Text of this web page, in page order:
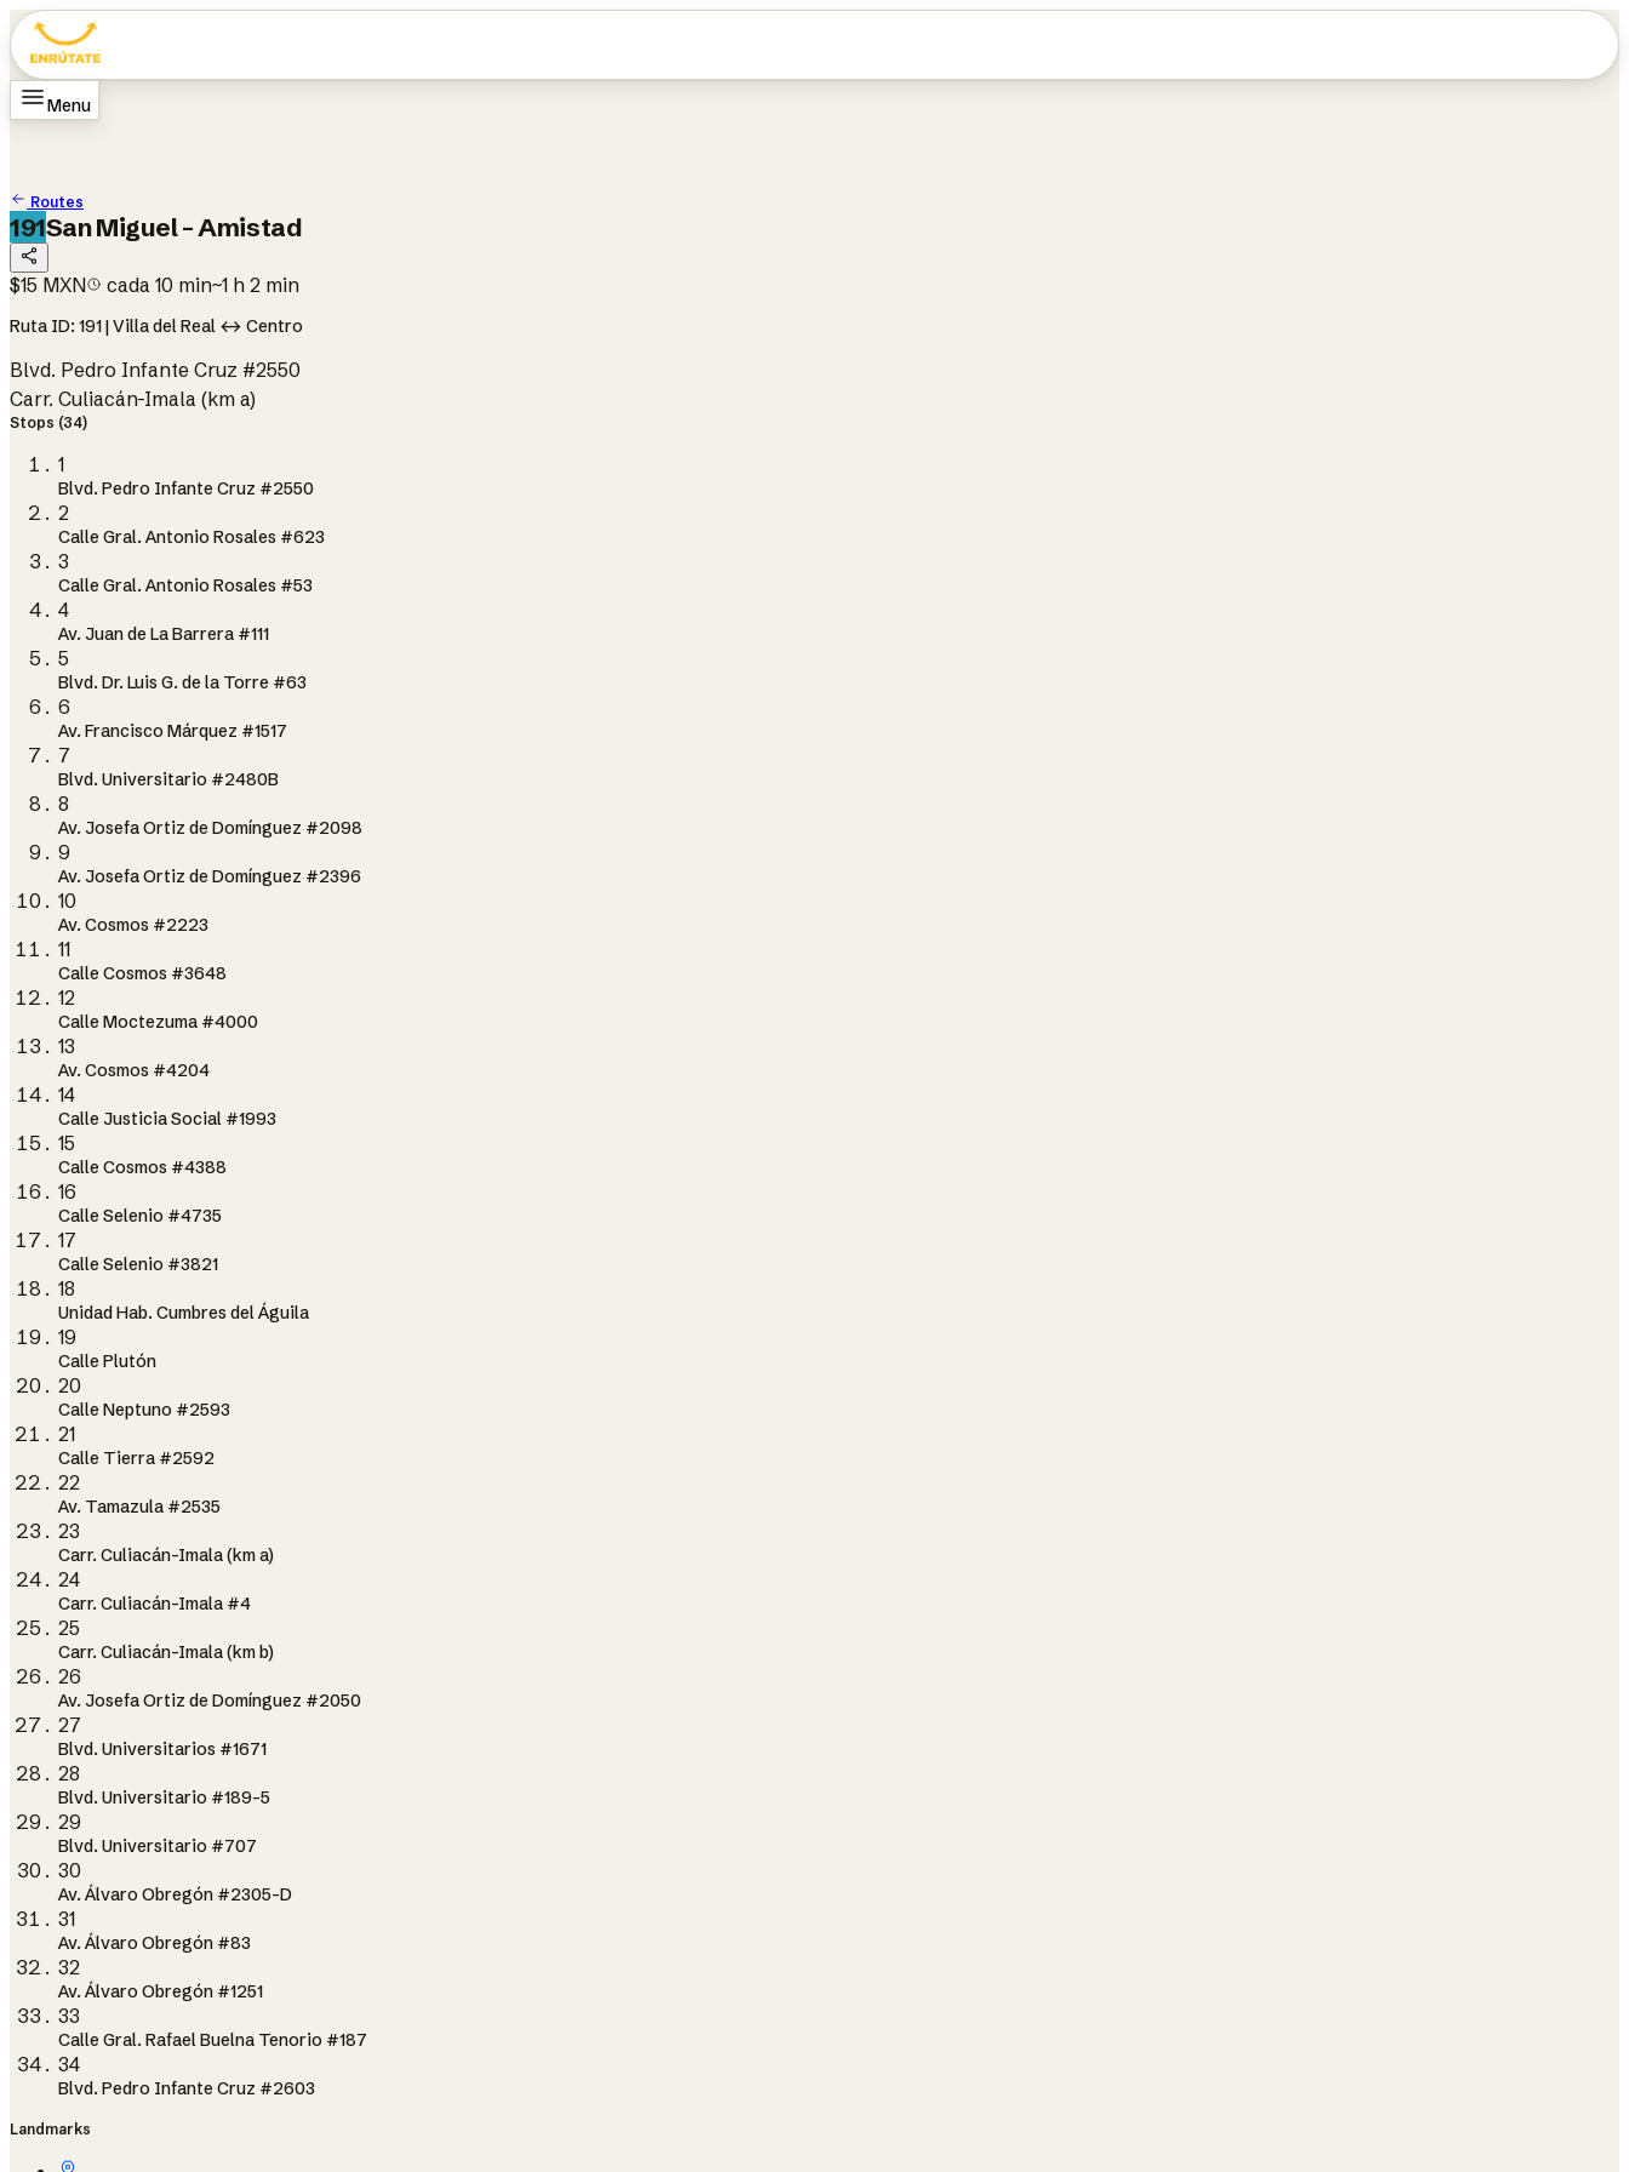
Menu
Routes
191San Miguel - Amistad
$15 MXN cada 10 min~1 h 2 min
Ruta ID: 191 | Villa del Real ↔ Centro
Blvd. Pedro Infante Cruz #2550
Carr. Culiacán-Imala (km a)
Stops (34)
1
Blvd. Pedro Infante Cruz #2550
2
Calle Gral. Antonio Rosales #623
3
Calle Gral. Antonio Rosales #53
4
Av. Juan de La Barrera #111
5
Blvd. Dr. Luis G. de la Torre #63
6
Av. Francisco Márquez #1517
7
Blvd. Universitario #2480B
8
Av. Josefa Ortiz de Domínguez #2098
9
Av. Josefa Ortiz de Domínguez #2396
10
Av. Cosmos #2223
11
Calle Cosmos #3648
12
Calle Moctezuma #4000
13
Av. Cosmos #4204
14
Calle Justicia Social #1993
15
Calle Cosmos #4388
16
Calle Selenio #4735
17
Calle Selenio #3821
18
Unidad Hab. Cumbres del Águila
19
Calle Plutón
20
Calle Neptuno #2593
21
Calle Tierra #2592
22
Av. Tamazula #2535
23
Carr. Culiacán-Imala (km a)
24
Carr. Culiacán-Imala #4
25
Carr. Culiacán-Imala (km b)
26
Av. Josefa Ortiz de Domínguez #2050
27
Blvd. Universitarios #1671
28
Blvd. Universitario #189-5
29
Blvd. Universitario #707
30
Av. Álvaro Obregón #2305-D
31
Av. Álvaro Obregón #83
32
Av. Álvaro Obregón #1251
33
Calle Gral. Rafael Buelna Tenorio #187
34
Blvd. Pedro Infante Cruz #2603
Landmarks